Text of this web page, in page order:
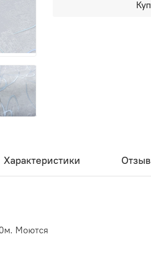
Характеристики
Моются